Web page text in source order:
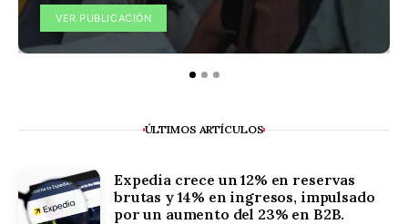
VER PUBLICACIÓN
ÚLTIMOS ARTÍCULOS
Expedia crece un 12% en reservas
brutas y 14% en ingresos, impulsado
por un aumento del 23% en B2B.